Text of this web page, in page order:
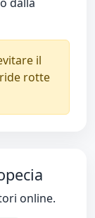
il
rotte
online.